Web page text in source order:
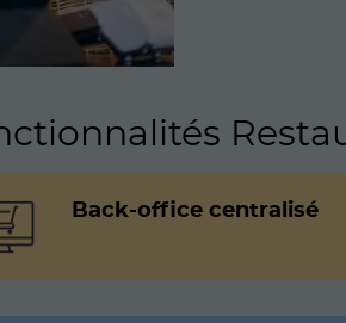
Back-office centralisé